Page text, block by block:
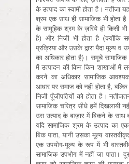
के उत्पाद का स्वामी होता है। नतीजा
श्रम एक साथ ही सामाजिक भी होता है
के सामूहिक श्रम के ज़रिये ही किसी भी
है) और निजी भी होता है (क्योंकि
प्रक्रिया और उसके द्वारा पैदा मूल्य व
का अधिकार होता है)। समूचे
में उत्पादन की किन-किन शाखाओं में
करने का अधिकार सामाजिक
आधार पर समाज को नहीं होता है, बल्कि
निजी पूँजीपतियों को होता है।
सामाजिक चरित्र सीधे हमें दिखलायी
उस उत्पाद के बाज़ार में बिकने के साथ
यदि सामाजिक श्रम के उत्पाद का एक
बिक पाता, यानी उसका मूल्य
एक उपयोग-मूल्य के रूप में भी
सामाजिक उपभोग में नहीं जा पाता।